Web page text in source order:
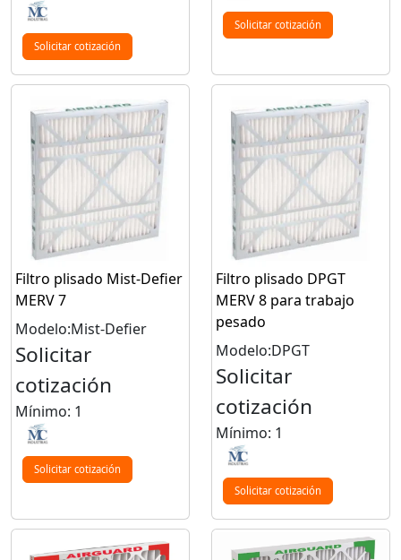
Solicitar cotización
Solicitar cotización
Filtro plisado Mist-Defier
MERV 7
Modelo:Mist-Defier
Solicitar
cotización
Mínimo: 1
Solicitar cotización
Filtro plisado DPGT
MERV 8 para trabajo
pesado
Modelo:DPGT
Solicitar
cotización
Mínimo: 1
Solicitar cotización